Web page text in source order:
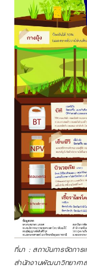
ที่มา : สถาบันการจัดการ
สำนักงานพัฒนาวิทยาศาส